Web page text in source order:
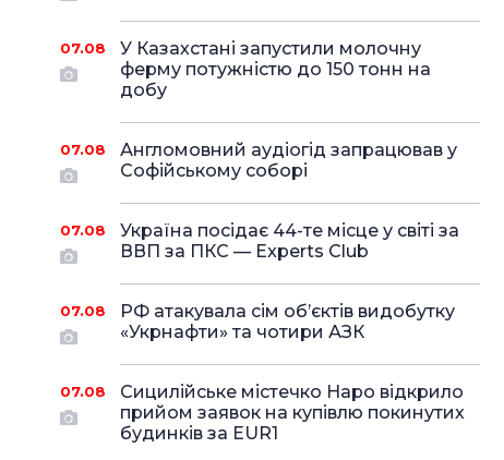
07.08
У Казахстані запустили молочну
ферму потужністю до 150 тонн на
добу
07.08
Англомовний аудіогід запрацював у
Софійському соборі
07.08
Україна посідає 44-те місце у світі за
ВВП за ПКС — Experts Club
07.08
РФ атакувала сім об’єктів видобутку
«Укрнафти» та чотири АЗК
07.08
Сицилійське містечко Наро відкрило
прийом заявок на купівлю покинутих
будинків за EUR1